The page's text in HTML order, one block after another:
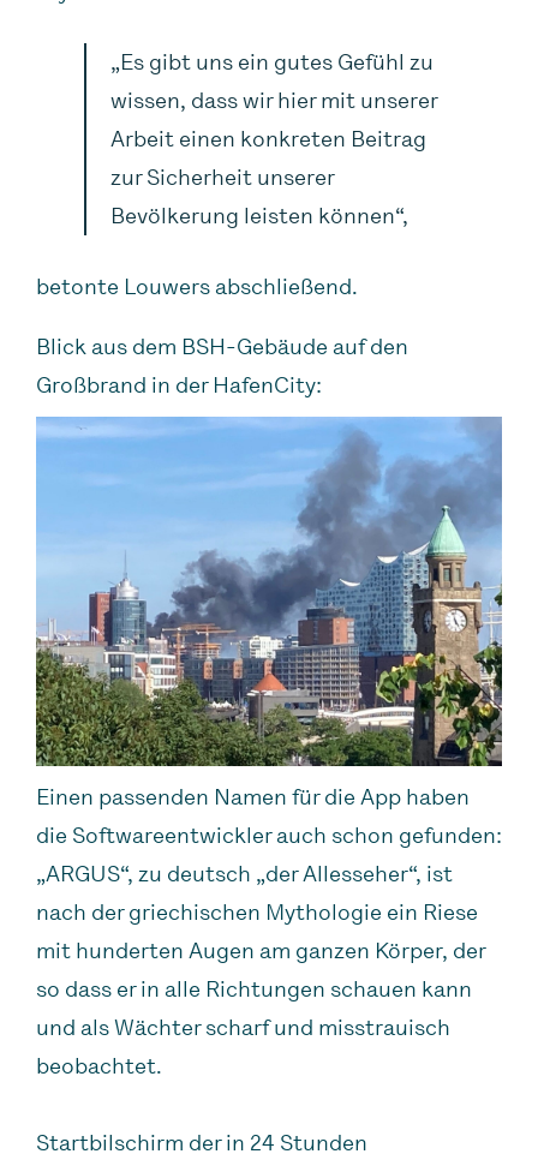
„Es gibt uns ein gutes Gefühl zu
wissen, dass wir hier mit unserer
Arbeit einen konkreten Beitrag
zur Sicherheit unserer
Bevölkerung leisten können“,
betonte Louwers abschließend.
Blick aus dem BSH-Gebäude auf den
Großbrand in der HafenCity:
Einen passenden Namen für die App haben
die Softwareentwickler auch schon gefunden:
„ARGUS“, zu deutsch „der Allesseher“, ist
nach der griechischen Mythologie ein Riese
mit hunderten Augen am ganzen Körper, der
so dass er in alle Richtungen schauen kann
und als Wächter scharf und misstrauisch
beobachtet.
Startbilschirm der in 24 Stunden